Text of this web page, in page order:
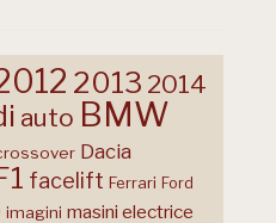
2013 2014
auto BMW
Dacia
facelift Ferrari Ford
imagini masini electrice